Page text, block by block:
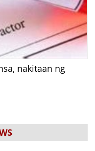
nakitaan ng